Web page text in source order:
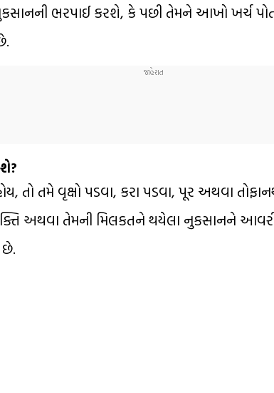
ભરપાઈ કરશે, કે પછી તેમને આખો ખર્ચ
હોય, તો તમે વૃક્ષો પડવા, કરા પડવા, પૂર અથવા
અથવા તેમની મિલકતને થયેલા નુકસાનને આવરી
છે.